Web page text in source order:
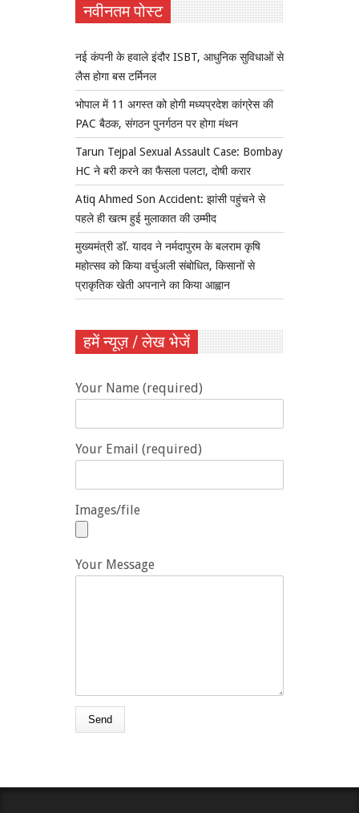
नवीनतम पोस्ट
नई कंपनी के हवाले इंदौर ISBT, आधुनिक सुविधाओं से
लैस होगा बस टर्मिनल
भोपाल में 11 अगस्त को होगी मध्यप्रदेश कांग्रेस की
PAC बैठक, संगठन पुनर्गठन पर होगा मंथन
Tarun Tejpal Sexual Assault Case: Bombay
HC ने बरी करने का फैसला पलटा, दोषी करार
Atiq Ahmed Son Accident: झांसी पहुंचने से
पहले ही खत्म हुई मुलाकात की उम्मीद
मुख्यमंत्री डॉ. यादव ने नर्मदापुरम के बलराम कृषि
महोत्सव को किया वर्चुअली संबोधित, किसानों से
प्राकृतिक खेती अपनाने का किया आह्वान
हमें न्यूज़ / लेख भेजें
Your Name (required)
Your Email (required)
Images/file
Your Message